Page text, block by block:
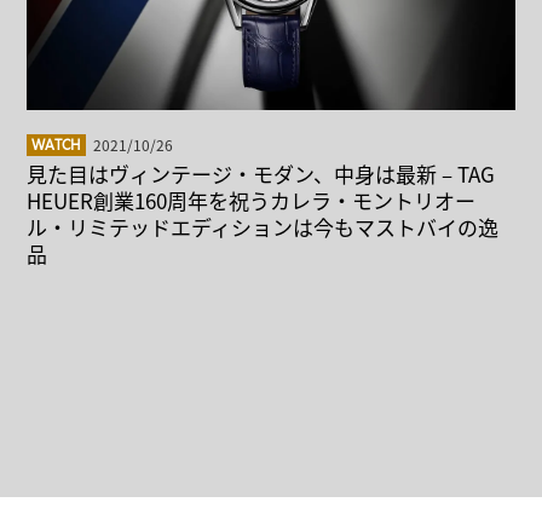
WATCH 2021/10/26
見た目はヴィンテージ・モダン、中身は最新 – TAG
HEUER創業160周年を祝うカレラ・モントリオー
ル・リミテッドエディションは今もマストバイの逸
品